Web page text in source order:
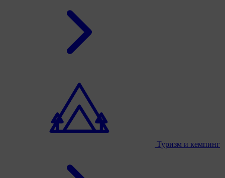
Туризм и кемпинг